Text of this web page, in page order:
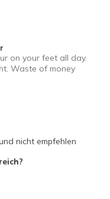
on your feet all day.
Waste of money
nicht empfehlen